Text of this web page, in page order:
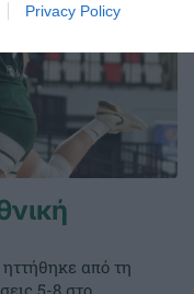
Privacy Policy
από τη